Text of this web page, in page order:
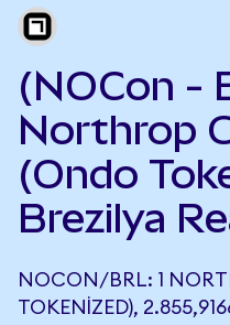
(NOCon -
Northrop
(Ondo
Brezilya
NOCON/BRL: 1
TOKENIZED),